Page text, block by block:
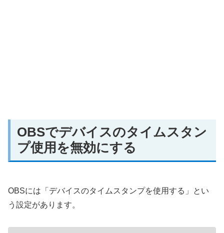
OBSでデバイスのタイムスタン
プ使用を無効にする
OBSには「デバイスのタイムスタンプを使用する」とい
う設定があります。